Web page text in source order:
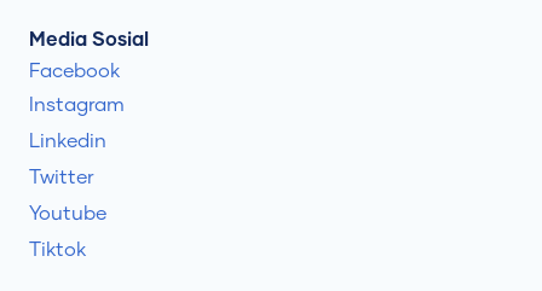
Media Sosial
Facebook
Instagram
Linkedin
Twitter
Youtube
Tiktok